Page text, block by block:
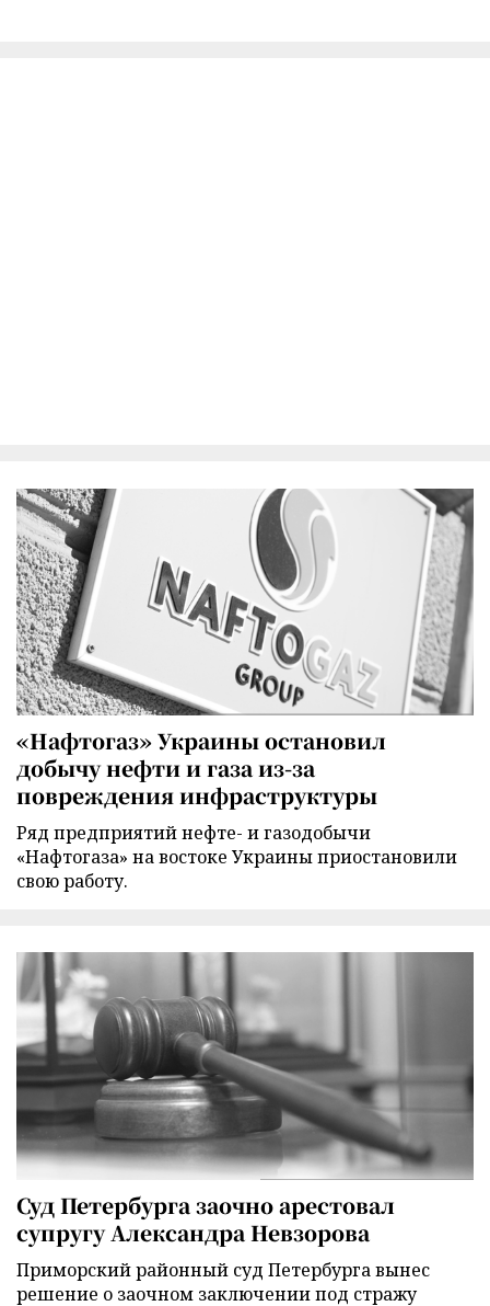
«Нафтогаз» Украины остановил
добычу нефти и газа из-за
повреждения инфраструктуры
Ряд предприятий нефте- и газодобычи
«Нафтогаза» на востоке Украины приостановили
свою работу.
Суд Петербурга заочно арестовал
супругу Александра Невзорова
Приморский районный суд Петербурга вынес
решение о заочном заключении под стражу